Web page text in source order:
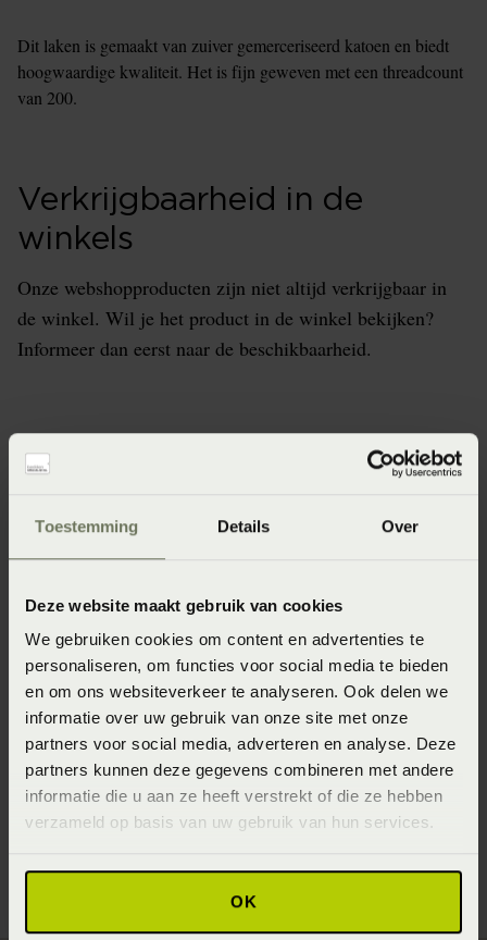
Toestemming Details Over
Deze website maakt gebruik van cookies
We gebruiken cookies om content en advertenties te
personaliseren, om functies voor social media te bieden
en om ons websiteverkeer te analyseren. Ook delen we
informatie over uw gebruik van onze site met onze
partners voor social media, adverteren en analyse. Deze
partners kunnen deze gegevens combineren met andere
informatie die u aan ze heeft verstrekt of die ze hebben
verzameld op basis van uw gebruik van hun services.
OK
Dit laken is gemaakt van zuiver gemerceriseerd katoen en biedt
hoogwaardige kwaliteit. Het is fijn geweven met een threadcount
van 200.
Verkrijgbaarheid in de
winkels
Onze webshopproducten zijn niet altijd verkrijgbaar in
de winkel. Wil je het product in de winkel bekijken?
Informeer dan eerst naar de beschikbaarheid.
Specificaties
Artikelnummer
Wasinstructie
Wasvoorschrift: wassen op 40°C / 60°C (donkere kleuren)
60°C (lichte kleuren) of 90°C (wit)
Materiaal
100% pure katoen (Katoen)
Seizoen
Never Out of Stock (Vaste collectie)